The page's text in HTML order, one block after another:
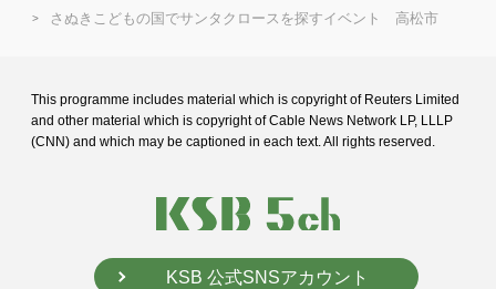
さぬきこどもの国でサンタクロースを探すイベント 高松市
This programme includes material which is copyright of Reuters Limited
and other material which is copyright of Cable News Network LP, LLLP
(CNN) and which may be captioned in each text. All rights reserved.
KSB 公式SNSアカウント